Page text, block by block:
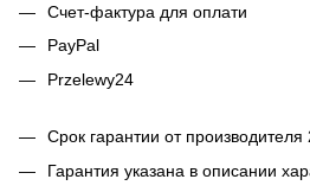
Счет-фактура для оплати
PayPal
Przelewy24
Срок гарантии от производителя
Гарантия указана в описании